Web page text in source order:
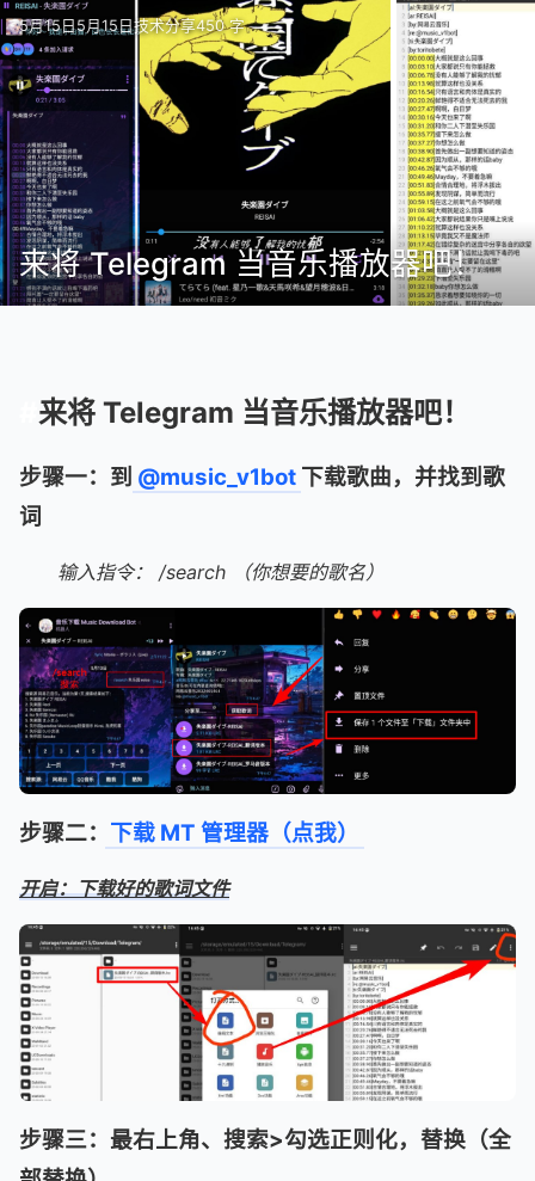
5月15日5月15日技术分享450 字
来将 Telegram 当音乐播放器吧！
来将 Telegram 当音乐播放器吧！
步骤一：到 @music_v1bot 下载歌曲，并找到歌
词
输入指令： /search （你想要的歌名）
步骤二： 下载 MT 管理器（点我）
开启：下载好的歌词文件
步骤三：最右上角、搜索>勾选正则化，替换（全